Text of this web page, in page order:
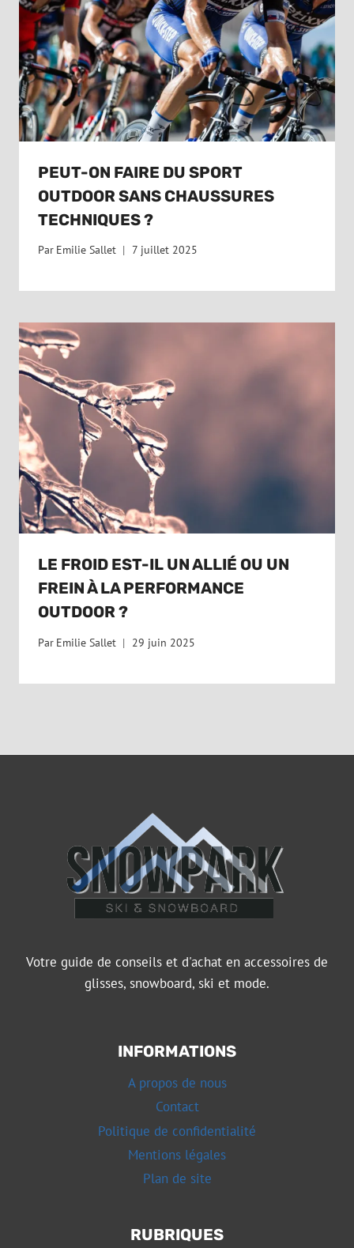
PEUT-ON FAIRE DU SPORT
OUTDOOR SANS CHAUSSURES
TECHNIQUES ?
Par Emilie Sallet 7 juillet 2025
LE FROID EST-IL UN ALLIÉ OU UN
FREIN À LA PERFORMANCE
OUTDOOR ?
Par Emilie Sallet 29 juin 2025
Votre guide de conseils et d'achat en accessoires de
glisses, snowboard, ski et mode.
INFORMATIONS
A propos de nous
Contact
Politique de confidentialité
Mentions légales
Plan de site
RUBRIQUES